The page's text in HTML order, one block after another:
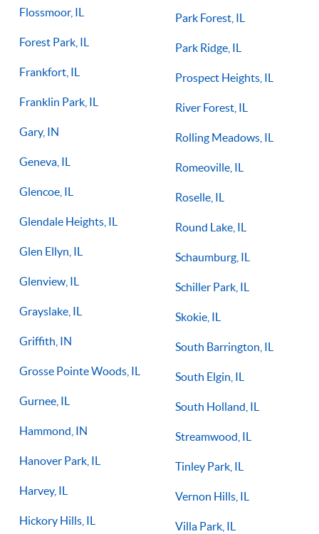
Flossmoor, IL
Forest Park, IL
Frankfort, IL
Franklin Park, IL
Gary, IN
Geneva, IL
Glencoe, IL
Glendale Heights, IL
Glen Ellyn, IL
Glenview, IL
Grayslake, IL
Griffith, IN
Grosse Pointe Woods, IL
Gurnee, IL
Hammond, IN
Hanover Park, IL
Harvey, IL
Hickory Hills, IL
Park Forest, IL
Park Ridge, IL
Prospect Heights, IL
River Forest, IL
Rolling Meadows, IL
Romeoville, IL
Roselle, IL
Round Lake, IL
Schaumburg, IL
Schiller Park, IL
Skokie, IL
South Barrington, IL
South Elgin, IL
South Holland, IL
Streamwood, IL
Tinley Park, IL
Vernon Hills, IL
Villa Park, IL